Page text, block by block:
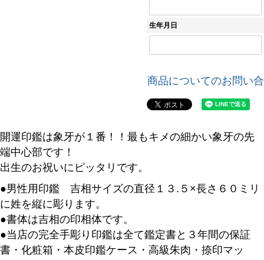
生年月日
商品についてのお問い
開運印鑑は象牙が１番！！最もキメの細かい象牙の先
端中心部です！
出生のお祝いにピッタリです。
●男性用印鑑 吉相サイズの直径１３.５×長さ６０ミリ
に姓を縦に彫ります。
●書体は吉相の印相体です。
●当店の完全手彫り印鑑は全て鑑定書と３年間の保証
書・化粧箱・本皮印鑑ケース・高級朱肉・捺印マッ